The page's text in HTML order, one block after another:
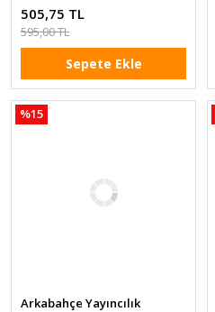
505,75 TL
595,00 TL
Sepete Ekle
%15
Arkabahçe Yayıncılık